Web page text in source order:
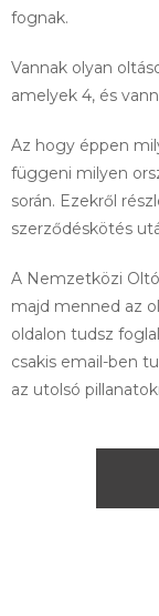
fognak.
Vannak olyan
amelyek 4, és
Az hogy éppen
függeni milyen
során. Ezekről
szerződéskötés
A Nemzetközi
majd menned az
oldalon tudsz
csakis email-ben
az utolsó